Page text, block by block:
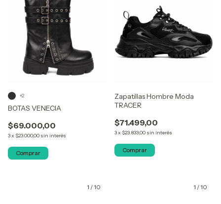
BOTAS VENECIA
$69.000,00
3x $23.000,00 sin interés
+2
Comprar
Zapatillas Hombre Moda
TRACER
$71.499,00
3x $23.833,00 sin interés
Comprar
1 /10 1 /10